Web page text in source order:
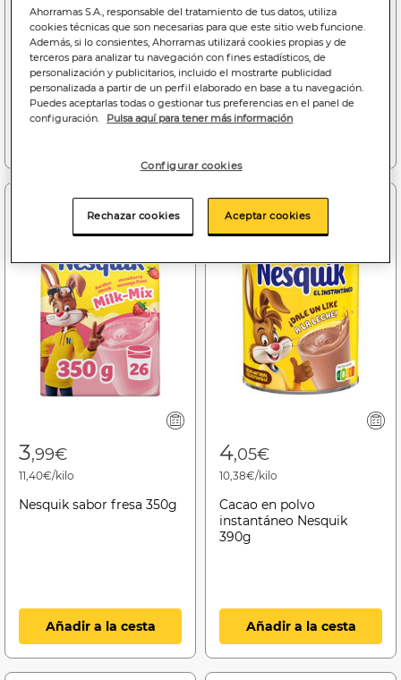
Cacao en polvo
instantáneo Nesquik 1kg
Cacao en polvo Nesquik
2,50kg
3,99€
11,40€/kilo
Nesquik sabor fresa 350g
Añadir a la cesta
4,05€
10,38€/kilo
Cacao en polvo
instantáneo Nesquik
390g
Añadir a la cesta
Ahorramas S.A., responsable del tratamiento de tus datos, utiliza
cookies técnicas que son necesarias para que este sitio web funcione.
Además, si lo consientes, Ahorramas utilizará cookies propias y de
terceros para analizar tu navegación con fines estadísticos, de
personalización y publicitarios, incluido el mostrarte publicidad
personalizada a partir de un perfil elaborado en base a tu navegación.
Puedes aceptarlas todas o gestionar tus preferencias en el panel de
configuración.
Pulsa aquí para tener más información
Configurar cookies
Rechazar cookies Aceptar cookies